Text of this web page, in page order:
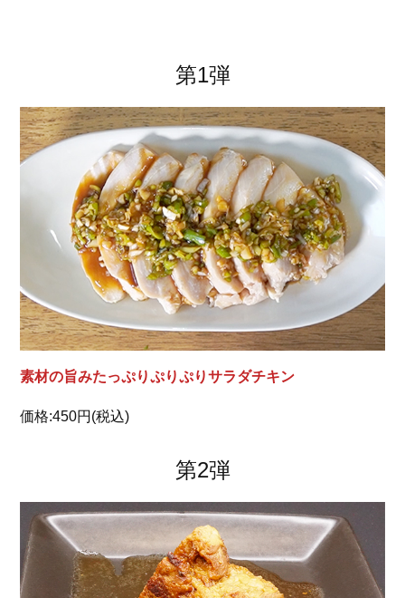
第1弾
素材の旨みたっぷりぷりぷりサラダチキン
価格:450円(税込)
第2弾